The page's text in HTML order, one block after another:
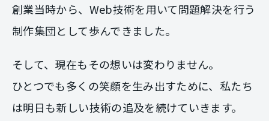
創業当時から、Web技術を用いて問題解決を行う
制作集団として歩んできました。
そして、現在もその想いは変わりません。
ひとつでも多くの笑顔を生み出すために、私たち
は明日も新しい技術の追及を続けていきます。